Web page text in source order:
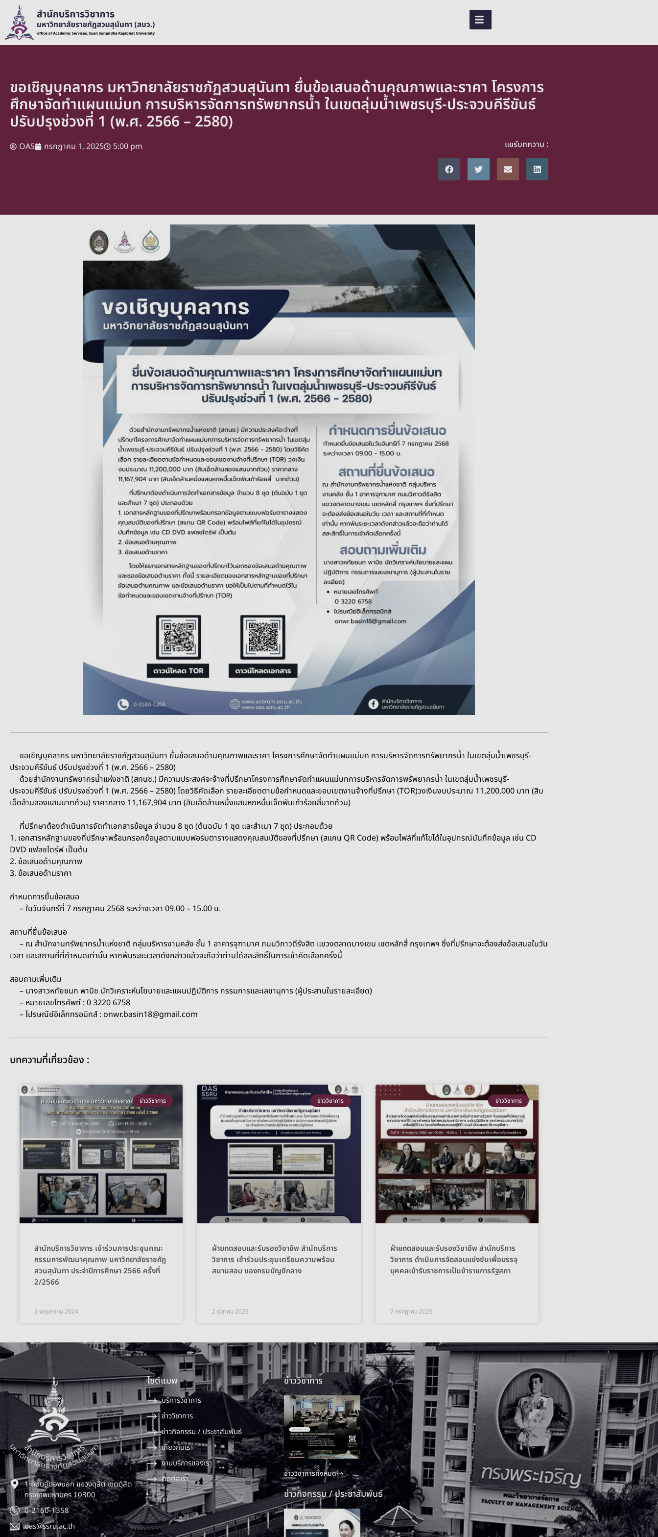
ขอเชิญบุคลากร มหาวิทยาลัยราชภัฏสวนสุนันทา ยื่นข้อเสนอด้านคุณภาพและราคา โครงการ
ศึกษาจัดทำแผนแม่บท การบริหารจัดการทรัพยากรน้ำ ในเขตลุ่มน้ำเพชรบุรี-ประจวบคีรีขันธ์
ปรับปรุงช่วงที่ 1 (พ.ศ. 2566 – 2580)
OAS กรกฎาคม 1, 2025 5:00 pm แชร์บทความ :
ขอเชิญบุคลากร มหาวิทยาลัยราชภัฏสวนสุนันทา ยื่นข้อเสนอด้านคุณภาพและราคา โครงการศึกษาจัดทำแผนแม่บท การบริหารจัดการทรัพยากรน้ำ ในเขตลุ่มน้ำเพชรบุรี-
ประจวบคีรีขันธ์ ปรับปรุงช่วงที่ 1 (พ.ศ. 2566 – 2580)
ด้วยสำนักงานทรัพยากรน้ำแห่งชาติ (สทนช.) มีความประสงค์จะจ้างที่ปรึกษาโครงการศึกษาจัดทำแผนแม่บทการบริหารจัดการพรัพยากรน้ำ ในเขตลุ่มน้ำเพชรบุรี-
ประจวบคีรีขันธ์ ปรับปรงช่วงที่ 1 (พ.ศ. 2566 – 2580) โดยวิธีคัดเลือก รายละเอียดตามข้อกำหนดและขอบเขตงานจ้างที่ปรึกษา (TOR)วงเงินงบประมาณ 11,200,000 บาท (สิบ
เอ็ดล้านสองแสนบาทถ้วน) ราคากลาง 11,167,904 บาท (สิบเอ็ดล้านหนึ่งแสนหกหมื่นเจ็ดพันเก้าร้อยสี่บาทถ้วน)
ที่ปรึกษาต้องดำเนินการจัดทำเอกสารข้อมูล จำนวน 8 ชุด (ต้นฉบับ 1 ชุด และสำเนา 7 ชุด) ประกอบด้วย
1. เอกสารหลักฐานของที่ปรึกษาพร้อมกรอกข้อมูลตามแบบฟอร์มตารางแสดงคุณสมบัติของที่ปรึกษา (สแกน QR Code) พร้อมไฟล์ที่แก้ไขได้ในอุปกรณ์บันทึกข้อมูล เช่น CD
DVD แฟลชไดร์ฟ เป็นต้น
2. ข้อเสนอด้านคุณภาพ
3. ข้อเสนอด้านราคา
กำหนดการยื่นข้อเสนอ
– ในวันจันทร์ที่ 7 กรกฎาคม 2568 ระหว่างเวลา 09.00 – 15.00 น.
สถานที่ยื่นข้อเสนอ
– ณ สำนักงานทรัพยากรน้ำแห่งชาติ กลุ่มบริหารงานคลัง ชั้น 1 อาคารจุฑามาศ ถนนวิภาวดีรังสิต แขวงตลาดบางเขน เขตหลักสี่ กรุงเทพฯ ซึ่งที่ปรึกษาจะต้องส่งข้อเสนอในวัน
เวลา และสถานที่ที่กำหนดเท่านั้น หากพ้นระยะเวลาดังกล่าวแล้วจะถือว่าท่านได้สละสิทธิ์ในการเข้าคัดเลือกครั้งนี้
สอบถามเพิ่มเติม
– นางสาวหทัยชนก พานิช นักวิเคราะห์นโยบายและแผนปฏิบัติการ กรรมการและเลขานุการ (ผู้ประสานในรายละเอียด)
– หมายเลขโทรศัพท์ : 0 3220 6758
– ไปรษณีย์อิเล็กทรอนิกส์ : onwr.basin18@gmail.com
บทความที่เกี่ยวข้อง :
ข่าววิชาการ
สำนักบริการวิชาการ เข้าร่วมการประชุมคณะ
กรรมการพัฒนาคุณภาพ มหาวิทยาลัยราชภัฏ
สวนสุนันทา ประจำปีการศึกษา 2566 ครั้งที่
2/2566
2 พฤษภาคม 2024
ข่าววิชาการ
ฝ่ายทดสอบและรับรองวิชาชีพ สำนักบริการ
วิชาการ เข้าร่วมประชุมเตรียมความพร้อม
สนามสอบ ของกรมบัญชีกลาง
2 ตุลาคม 2025
ข่าววิชาการ
ฝ่ายทดสอบและรับรองวิชาชีพ สำนักบริการ
วิชาการ ดำเนินการจัดสอบแข่งขันเพื่อบรรจุ
บุคคลเข้ารับราชการเป็นข้าราชการรัฐสภา
7 กรกฎาคม 2025
1 ถนนอู่ทองนอก แขวงดุสิต เขตดุสิต
กรุงเทพมหานคร 10300
0-2160-1358
oas@ssru.ac.th
ไซต์แมพ
บริการวิชาการ
ข่าววิชาการ
ข่าวกิจกรรม / ประชาสัมพันธ์
เกี่ยวกับเรา
งานบริการของเรา
ติดต่อเรา
ข่าววิชาการ
ข่าววิชาการทั้งหมด
ข่าวกิจกรรม / ประชาสัมพันธ์